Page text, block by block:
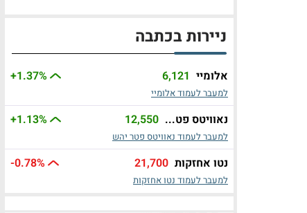
ניירות בכתבה
אלומיי 6,121
+1.37%
למעבר לעמוד אלומיי
נאוויטס פט... 12,550
+1.13%
למעבר לעמוד נאוויטס פטר יהש
נטו אחזקות 21,700
-0.78%
למעבר לעמוד נטו אחזקות